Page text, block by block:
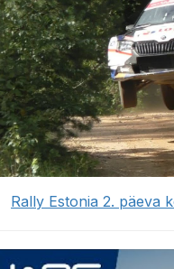
Rally Estonia 2. päeva